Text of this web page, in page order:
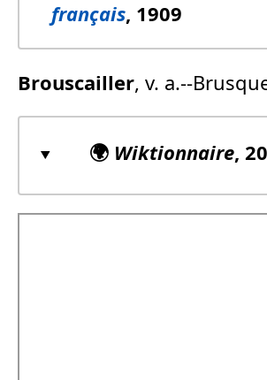
français, 1909
Brouscailler, v. a.--
🌍 Wiktionnaire,